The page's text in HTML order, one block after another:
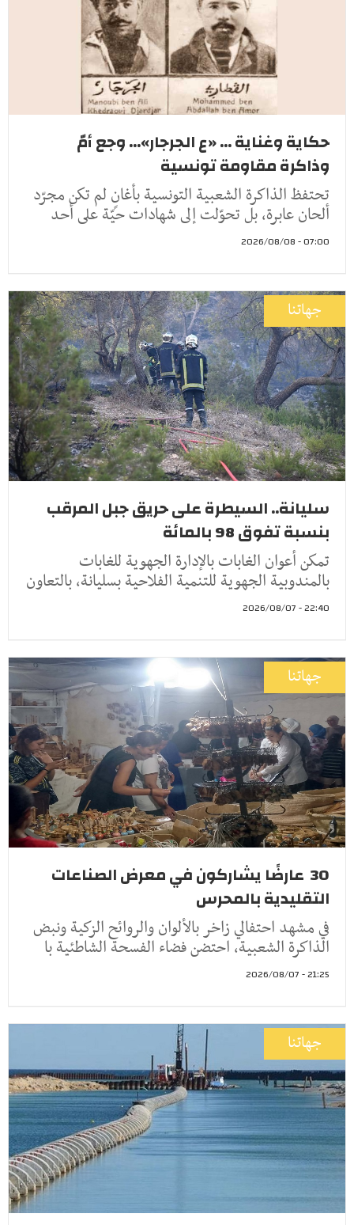
حكاية وغناية ... «ع الجرجار»... وجع أمّ
وذاكرة مقاومة تونسية
تحتفظ الذاكرة الشعبية التونسية بأغانٍ لم تكن مجرّد
ألحان عابرة، بل تحوّلت إلى شهادات حيّة على أحد
07:00 - 2026/08/08
جهاتنا
سليانة.. السيطرة على حريق جبل المرقب
بنسبة تفوق 98 بالمائة
تمكن أعوان الغابات بالإدارة الجهوية للغابات
بالمندوبية الجهوية للتنمية الفلاحية بسليانة، بالتعاون
22:40 - 2026/08/07
جهاتنا
30 عارضًا يشاركون في معرض الصناعات
التقليدية بالمحرس
في مشهد احتفالي زاخر بالألوان والروائح الزكية ونبض
الذاكرة الشعبية، احتضن فضاء الفسحة الشاطئية با
21:25 - 2026/08/07
جهاتنا